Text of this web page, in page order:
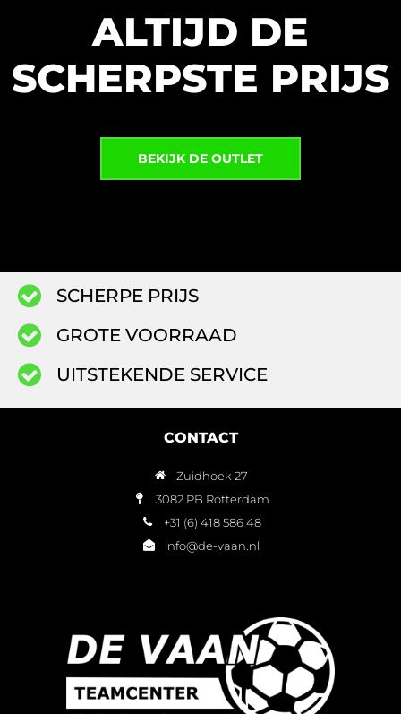
ALTIJD DE
SCHERPSTE PRIJS
BEKIJK DE OUTLET
SCHERPE PRIJS
GROTE VOORRAAD
UITSTEKENDE SERVICE
CONTACT
Zuidhoek 27
3082 PB Rotterdam
+31 (6) 418 586 48
info@de-vaan.nl